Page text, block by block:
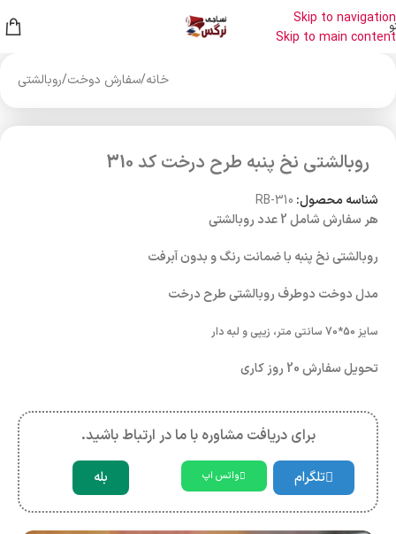
Skip to navigation
Skip to main content
خانه/سفارش دوخت/روبالشتی
روبالشتی نخ پنبه طرح درخت کد 310
شناسه محصول: RB-310
هر سفارش شامل 2 عدد روبالشتی
روبالشتی نخ پنبه با ضمانت رنگ و بدون آبرفت
مدل دوخت دوطرف روبالشتی طرح درخت
سایز 50*70 سانتی متر، زیپی و لبه دار
تحویل سفارش 20 روز کاری
برای دریافت مشاوره با ما در ارتباط باشید.
تلگرام واتس اپ بله